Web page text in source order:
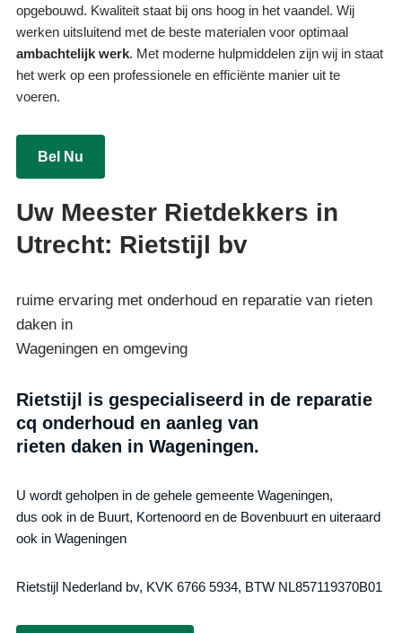
opgebouwd. Kwaliteit staat bij ons hoog in het vaandel. Wij
werken uitsluitend met de beste materialen voor optimaal
ambachtelijk werk. Met moderne hulpmiddelen zijn wij in staat
het werk op een professionele en efficiënte manier uit te
voeren.
Bel Nu
Uw Meester Rietdekkers in
Utrecht: Rietstijl bv
ruime ervaring met onderhoud en reparatie van rieten
daken in
Wageningen en omgeving
Rietstijl is gespecialiseerd in de reparatie
cq onderhoud en aanleg van
rieten daken in Wageningen.
U wordt geholpen in de gehele gemeente Wageningen,
dus ook in de Buurt, Kortenoord en de Bovenbuurt en uiteraard
ook in Wageningen
Rietstijl Nederland bv, KVK 6766 5934, BTW NL857119370B01